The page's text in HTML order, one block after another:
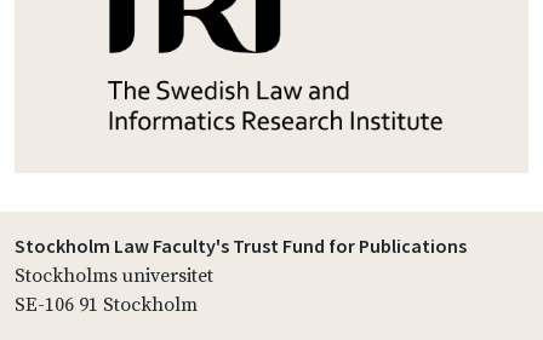
Stockholm Law Faculty's Trust Fund for Publications
Stockholms universitet
SE-106 91 Stockholm